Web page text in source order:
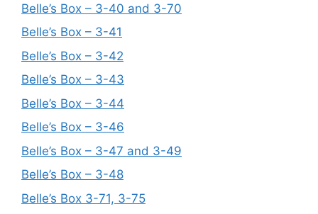
Belle’s Box – 3-40 and 3-70
Belle’s Box – 3-41
Belle’s Box – 3-42
Belle’s Box – 3-43
Belle’s Box – 3-44
Belle’s Box – 3-46
Belle’s Box – 3-47 and 3-49
Belle’s Box – 3-48
Belle’s Box 3-71, 3-75